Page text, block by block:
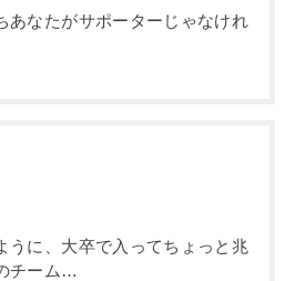
あなたがサポーターじゃなけれ
うに、大卒で入ってちょっと兆
チーム…